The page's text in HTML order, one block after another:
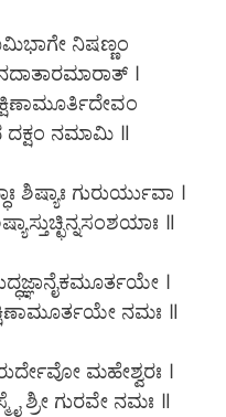
ನಿಷಣ್ಣಂ
।
ನಮಾಮಿ ॥
ಶಿಷ್ಯಾಃ ಗುರುರ್ಯುವಾ ।
॥
।
ನಮಃ ॥
ಮಹೇಶ್ವರಃ ।
ಶ್ರೀ ಗುರವೇ ನಮಃ ॥